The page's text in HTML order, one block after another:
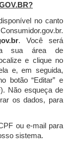
no canto
. Você será
sua área de
e clique no
e, em seguida,
botão “Editar” e
Não esqueça de
os dados, para
ou e-mail para
sistema.